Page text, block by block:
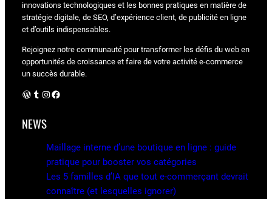
innovations technologiques et les bonnes pratiques en matière de
stratégie digitale, de SEO, d’expérience client, de publicité en ligne
et d’outils indispensables.
Rejoignez notre communauté pour transformer les défis du web en
opportunités de croissance et faire de votre activité e-commerce
un succès durable.
WordPress Instagram Facebook
NEWS
Maillage interne d’une boutique en ligne : guide
pratique pour booster vos catégories
Les 5 familles d’IA que tout e-commerçant devrait
connaître (et lesquelles ignorer)